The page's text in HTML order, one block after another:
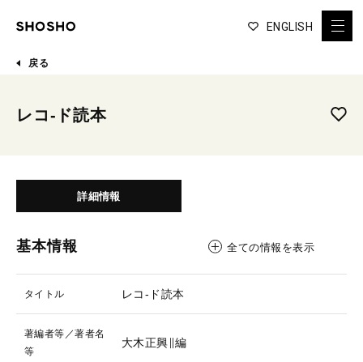
ENGLISH
戻る
レコ-ド読本
詳細情報
基本情報 全ての情報を表示
タイトル レコ-ド読本
著編者等／著者名
等
大木正興∥編